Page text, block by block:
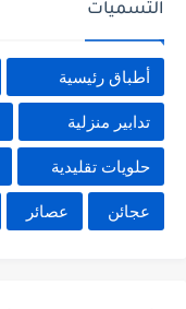
التسميات
أطباق رئيسية
تدابير منزلية
حلويات تقليدية
عجائن عصائر